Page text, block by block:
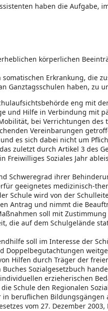
haben die Aufgabe,
körperlichen
Erkrankung, die
Ganztagsschulen haben, zu
eng mit
und Hilfe in Verbindung mit
bei Verrichtungen
Vereinbarungen
es sich dabei nicht um
zuletzt durch Artikel 3 des
Freiwilliges Soziales Jahr
Schweregrad ihrer
geeignetes medizinisch-
Schule wird von der
Antrag und nimmt die
soll mit
die auf dem Schulgelände
soll im Interesse der
Doppelbegutachtungen
Hilfen durch Träger der
Sozialgesetzbuch
erzieherischen
Schule den Regionalen
beruflichen
vom 27. Dezember